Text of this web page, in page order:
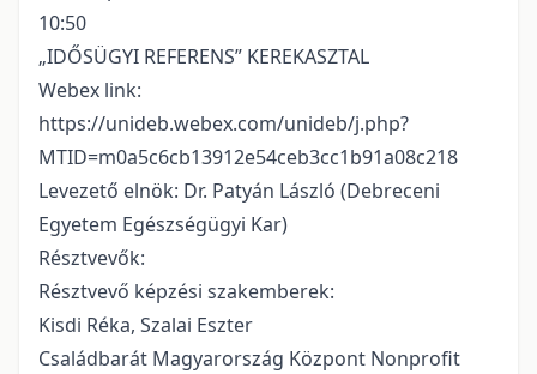
10:50
„IDŐSÜGYI REFERENS” KEREKASZTAL
Webex link:
https://unideb.webex.com/unideb/j.php?
MTID=m0a5c6cb13912e54ceb3cc1b91a08c218
Levezető elnök: Dr. Patyán László (Debreceni
Egyetem Egészségügyi Kar)
Résztvevők:
Résztvevő képzési szakemberek:
Kisdi Réka, Szalai Eszter
Családbarát Magyarország Központ Nonprofit